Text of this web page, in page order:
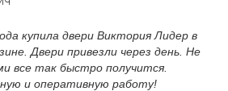
купила двери Виктория Лидер в
Двери привезли через день. Не
все так быстро получится.
и оперативную работу!